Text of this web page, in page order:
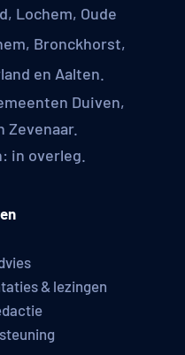
Lochem, Oude
Bronckhorst,
en Aalten.
Duiven,
in overleg.
& lezingen